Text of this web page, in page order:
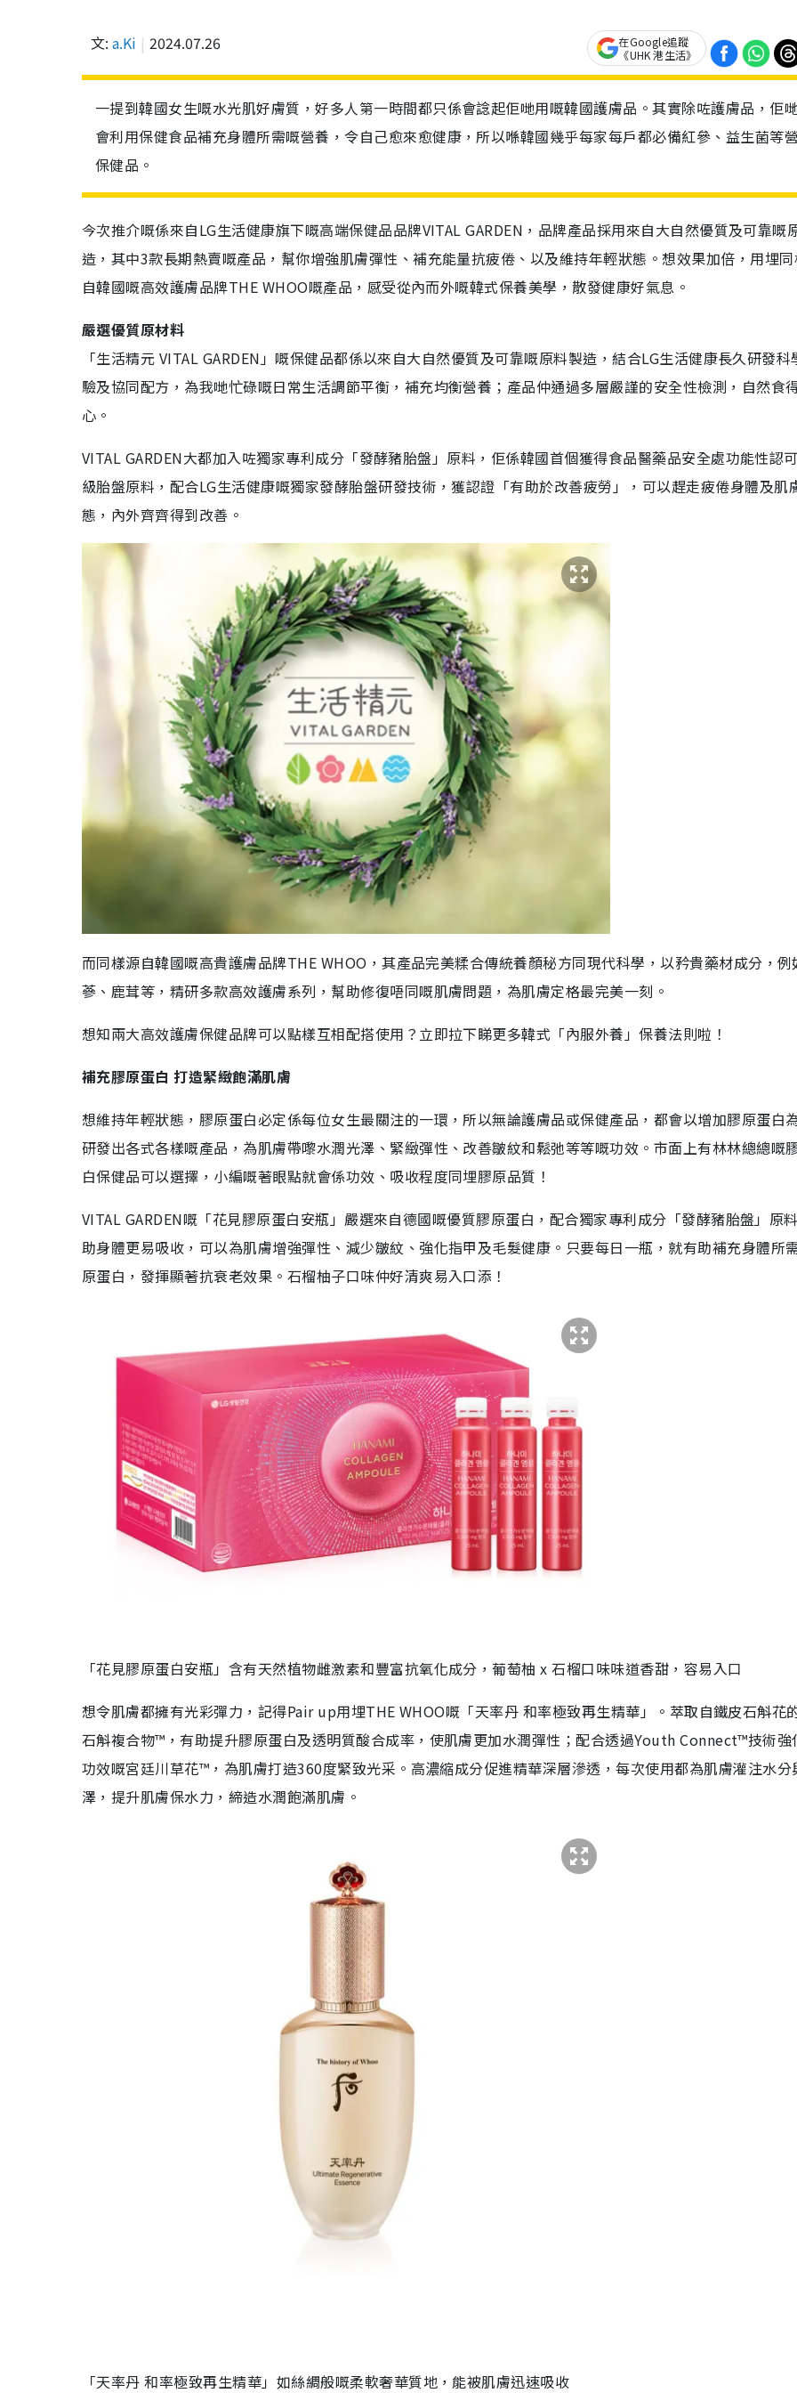
文: a.Ki 2024.07.26
在Google追蹤
《UHK 港生活》
一提到韓國女生嘅水光肌好膚質，好多人第一時間都只係會諗起佢哋用嘅韓國護膚品。其實除咗護膚品，佢
會利用保健食品補充身體所需嘅營養，令自己愈來愈健康，所以喺韓國幾乎每家每戶都必備紅參、益生菌等
保健品。
今次推介嘅係來自LG生活健康旗下嘅高端保健品品牌VITAL GARDEN，品牌產品採用來自大自然優質及可靠嘅
造，其中3款長期熱賣嘅產品，幫你增強肌膚彈性、補充能量抗疲倦、以及維持年輕狀態。想效果加倍，用埋同
自韓國嘅高效護膚品牌THE WHOO嘅產品，感受從內而外嘅韓式保養美學，散發健康好氣息。
嚴選優質原材料
「生活精元 VITAL GARDEN」嘅保健品都係以來自大自然優質及可靠嘅原料製造，結合LG生活健康長久研發科
驗及協同配方，為我哋忙碌嘅日常生活調節平衡，補充均衡營養；產品仲通過多層嚴謹的安全性檢測，自然食
心。
VITAL GARDEN大都加入咗獨家專利成分「發酵豬胎盤」原料，佢係韓國首個獲得食品醫藥品安全處功能性認
級胎盤原料，配合LG生活健康嘅獨家發酵胎盤研發技術，獲認證「有助於改善疲勞」，可以趕走疲倦身體及肌
態，內外齊齊得到改善。
而同樣源自韓國嘅高貴護膚品牌THE WHOO，其產品完美糅合傳統養顏秘方同現代科學，以矜貴藥材成分，例
蔘、鹿茸等，精研多款高效護膚系列，幫助修復唔同嘅肌膚問題，為肌膚定格最完美一刻。
想知兩大高效護膚保健品牌可以點樣互相配搭使用？立即拉下睇更多韓式「內服外養」保養法則啦！
補充膠原蛋白 打造緊緻飽滿肌膚
想維持年輕狀態，膠原蛋白必定係每位女生最關注的一環，所以無論護膚品或保健產品，都會以增加膠原蛋白
研發出各式各樣嘅產品，為肌膚帶嚟水潤光澤、緊緻彈性、改善皺紋和鬆弛等等嘅功效。市面上有林林總總嘅
白保健品可以選擇，小編嘅著眼點就會係功效、吸收程度同埋膠原品質！
VITAL GARDEN嘅「花見膠原蛋白安瓶」嚴選來自德國嘅優質膠原蛋白，配合獨家專利成分「發酵豬胎盤」原
助身體更易吸收，可以為肌膚增強彈性、減少皺紋、強化指甲及毛髮健康。只要每日一瓶，就有助補充身體所
原蛋白，發揮顯著抗衰老效果。石榴柚子口味仲好清爽易入口添！
「花見膠原蛋白安瓶」含有天然植物雌激素和豐富抗氧化成分，葡萄柚 x 石榴口味味道香甜，容易入口
想令肌膚都擁有光彩彈力，記得Pair up用埋THE WHOO嘅「天率丹 和率極致再生精華」。萃取自鐵皮石斛花
石斛複合物™，有助提升膠原蛋白及透明質酸合成率，使肌膚更加水潤彈性；配合透過Youth Connect™技術強
功效嘅宮廷川草花™，為肌膚打造360度緊致光采。高濃縮成分促進精華深層滲透，每次使用都為肌膚灌注水分
澤，提升肌膚保水力，締造水潤飽滿肌膚。
「天率丹 和率極致再生精華」如絲綢般嘅柔軟奢華質地，能被肌膚迅速吸收